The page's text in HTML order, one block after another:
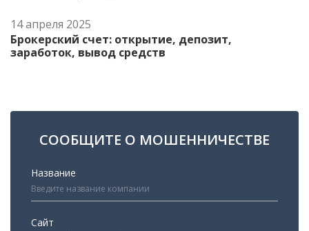
14 апреля 2025
Брокерский счет: открытие, депозит,
заработок, вывод средств
СООБЩИТЕ О МОШЕННИЧЕСТВЕ
Название
Сайт